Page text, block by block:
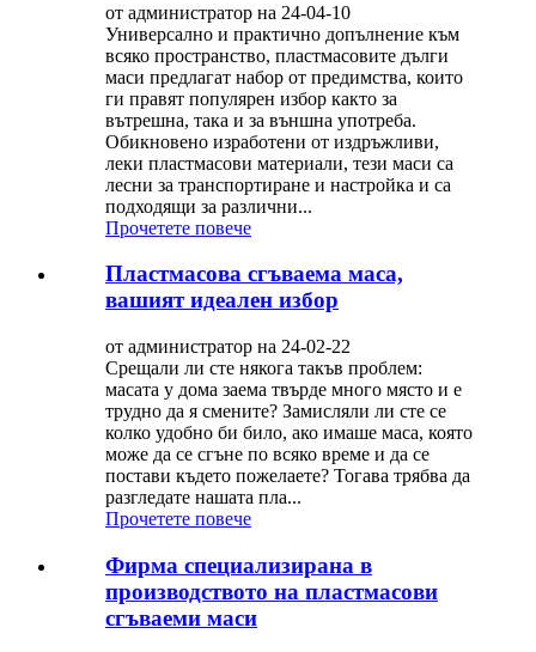
от администратор на 24-04-10
Универсално и практично допълнение към
всяко пространство, пластмасовите дълги
маси предлагат набор от предимства, които
ги правят популярен избор както за
вътрешна, така и за външна употреба.
Обикновено изработени от издръжливи,
леки пластмасови материали, тези маси са
лесни за транспортиране и настройка и са
подходящи за различни...
Прочетете повече
Пластмасова сгъваема маса,
вашият идеален избор
от администратор на 24-02-22
Срещали ли сте някога такъв проблем:
масата у дома заема твърде много място и е
трудно да я смените? Замисляли ли сте се
колко удобно би било, ако имаше маса, която
може да се сгъне по всяко време и да се
постави където пожелаете? Тогава трябва да
разгледате нашата пла...
Прочетете повече
Фирма специализирана в
производството на пластмасови
сгъваеми маси